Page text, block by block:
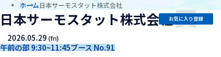
ホーム日本サーモスタット株式会社
日本サーモスタット株式会社
2026.05.29(fri)
午前の部 9:30~11:45ブース No.91
お気に入り登録